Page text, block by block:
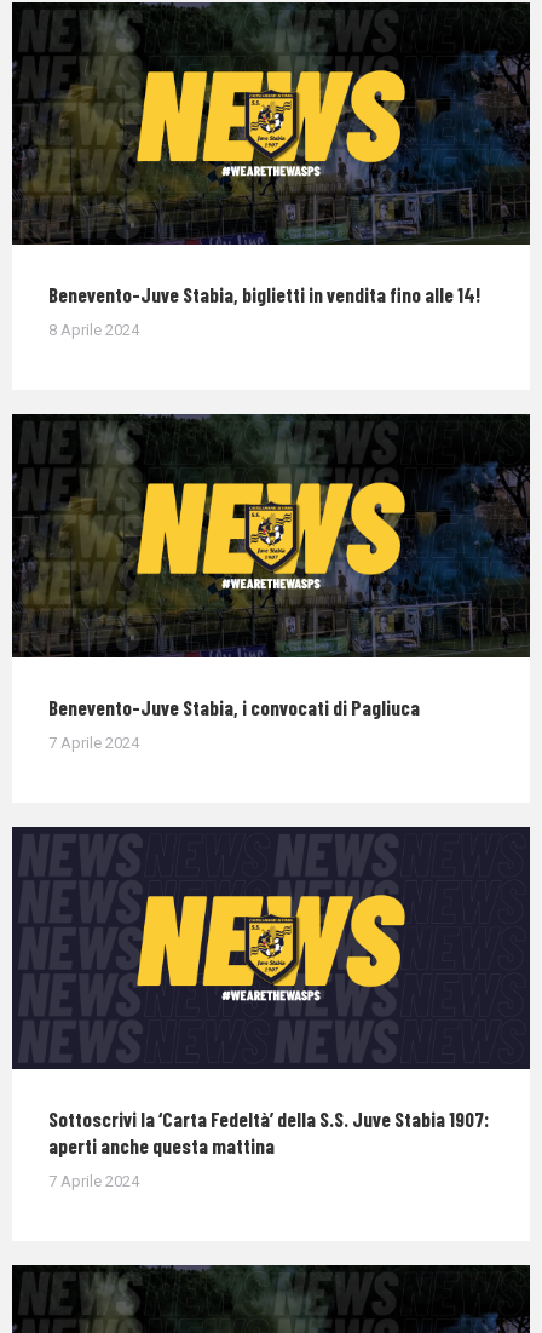
Benevento-Juve Stabia, biglietti in vendita fino alle 14!
8 Aprile 2024
Benevento-Juve Stabia, i convocati di Pagliuca
7 Aprile 2024
Sottoscrivi la ‘Carta Fedeltà’ della S.S. Juve Stabia 1907:
aperti anche questa mattina
7 Aprile 2024